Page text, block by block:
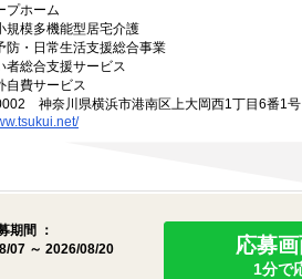
ホーム
模多機能型居宅介護
・日常生活支援総合事業
総合支援サービス
費サービス
神奈川県横浜市港南区上大岡西1丁目6番1号
期間 ：
07 ～ 2026/08/20
応募
1分で